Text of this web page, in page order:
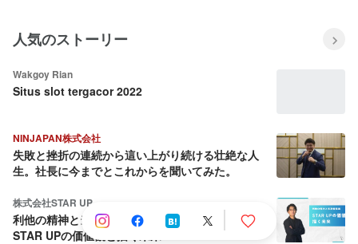
人気のストーリー
Wakgoy Rian
Situs slot tergacor 2022
NINJAPAN株式会社
失敗と挫折の連続から這い上がり続ける壮絶な人
生。社長に今までとこれからを聞いてみた。
株式会社STAR UP
利他の精神と当事者意識：CPO池田八輝が語る
STAR UPの価値観と描く未来